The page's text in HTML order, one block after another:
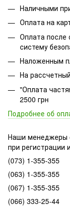
Наличными
Оплата на
Оплата после
систему
Наложенным
На
"Оплата
2500 грн
Подробнее об
Наши менеджеры
при регистрации
(073) 1-355-355
(063) 1-355-355
(067) 1-355-355
(066) 333-25-44